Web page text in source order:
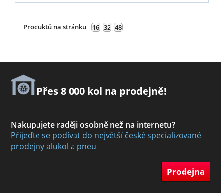
Produktů na stránku 16 32 48
Přes 8 000 kol na prodejně!
Nakupujete raději osobně než na internetu?
Přijeďte se podívat do největší české specializované
prodejny alukol a pneu
Prodejna